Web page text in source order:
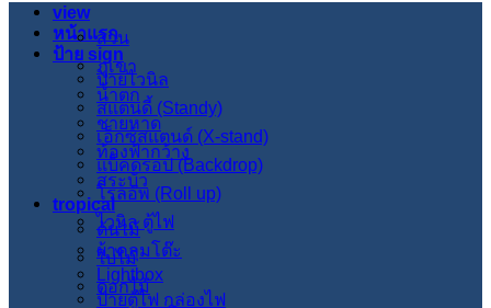
หน้าแรก
ป้าย sign
ป้ายไวนิล
สแตนดี้ (Standy)
เอ็กซ์สแตนด์ (X-stand)
แบ็คดรอป (Backdrop)
โรลอัพ (Roll up)
ไวนิล ตู้ไฟ
ผ้าคลุมโต๊ะ
Lightbox
ป้ายตู้ไฟ กล่องไฟ
view
สวน
ภูเขา
น้ำตก
ชายหาด
ท้องฟ้ากว้าง
สระบัว
tropical
ต้นไม้
ใบไม้
ดอกไม้